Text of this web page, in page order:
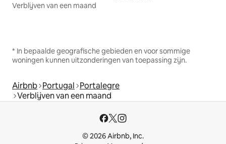
Verblijven van een maand
* In bepaalde geografische gebieden en voor sommige
woningen kunnen uitzonderingen van toepassing zijn.
Airbnb Portugal Portalegre
Verblijven van een maand
© 2026 Airbnb, Inc.